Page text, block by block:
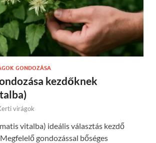
GONDOZÁSA
kezdőknek
virágok
vitalba) ideális választás kezdő
gondozással bőséges